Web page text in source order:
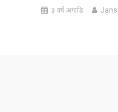
३ वर्ष अगाडि